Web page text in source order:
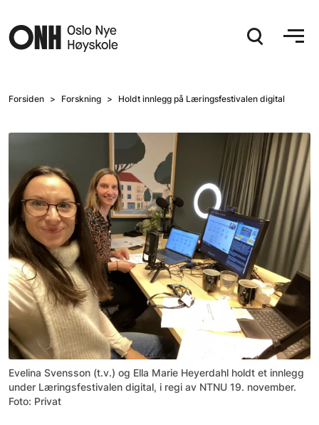
Forsiden Forskning Holdt innlegg på Læringsfestivalen digital
Evelina Svensson (t.v.) og Ella Marie Heyerdahl holdt et innlegg
under Læringsfestivalen digital, i regi av NTNU 19. november.
Foto: Privat